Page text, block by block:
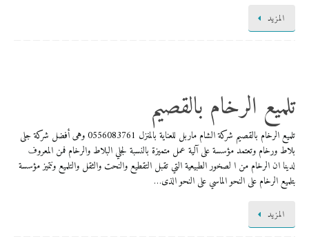
المزيد
تلميع الرخام بالقصيم
تلميع الرخام بالقصيم شركة الشام ماربل للعناية بالمنزل 0556083761 وهى أفضل شركة جلى
بلاط ورخام وتعتمد مؤسسة على آلية عمل متميزة بالنسبة لجلي البلاط والرخام فمن المعروف
لدينا ان الرخام من ا لصخور الطبيعية التي تقبل التقطيع والنحت والثقل والتلميع ونتميز مؤسسة
بتلميع الرخام على النحو الماسي على النحو الذى…
المزيد